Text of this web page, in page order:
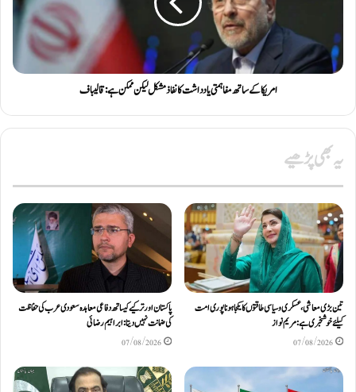
امریکا کے ساتھ مفاہمتی یادداشت کا نفاذ مشکل لیکن ممکن ہے: قالیباف
یہ بھی پڑھیے
تین بڑی معاشی، عسکری و سیاسی طاقتوں کا یکجا ہونا پوری امت
کیلئے خوشخبری ہے: مریم نواز
07/08/2026
پاکستان اور ترکیے کیساتھ دفاعی معاہدہ سعودی عرب کی حفاظت
کی ضمانت نہیں دیتا: ابراہیم رضائی
07/08/2026